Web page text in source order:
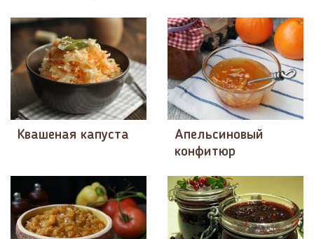
Квашеная капуста
Апельсиновый
конфитюр